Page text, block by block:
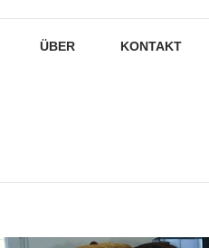
ÜBER KONTAKT